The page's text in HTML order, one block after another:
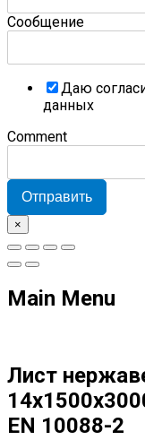
Сообщение
Даю
данных
Comment
Отправить
×
Main Menu
Лист
EN 10088-2